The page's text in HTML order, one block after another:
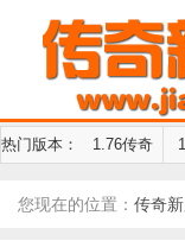
热门版本： 1.76传奇
您现在的位置： 传奇